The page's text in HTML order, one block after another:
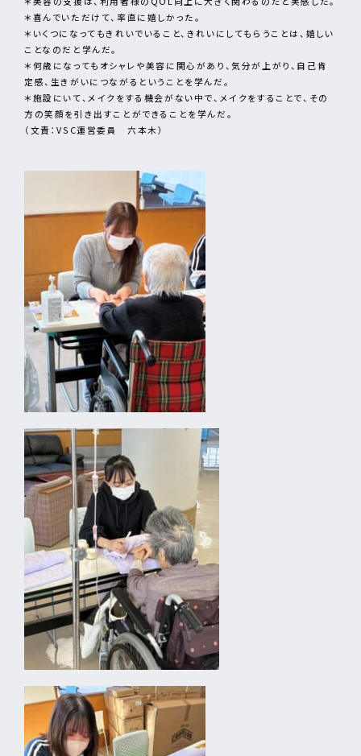
＊喜んでいただけて、率直に嬉しかった。
＊いくつになってもきれいでいること、きれいにしてもらうことは、嬉しい
ことなのだと学んだ。
＊何歳になってもオシャレや美容に関心があり、気分が上がり、自己肯
定感、生きがいにつながるということを学んだ。
＊施設にいて、メイクをする機会がない中で、メイクをすることで、その
方の笑顔を引き出すことができることを学んだ。
（文責：VSC運営委員 六本木）